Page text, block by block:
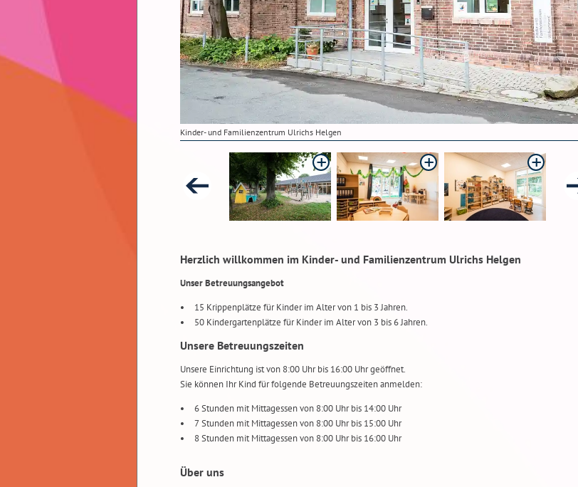
Kinder- und Familienzentrum Ulrichs Helgen
Herzlich willkommen im Kinder- und Familienzentrum Ulrichs Helgen
Unser Betreuungsangebot
15 Krippenplätze für Kinder im Alter von 1 bis 3 Jahren.
50 Kindergartenplätze für Kinder im Alter von 3 bis 6 Jahren.
Unsere Betreuungszeiten
Unsere Einrichtung ist von 8:00 Uhr bis 16:00 Uhr geöffnet.
Sie können Ihr Kind für folgende Betreuungszeiten anmelden:
6 Stunden mit Mittagessen von 8:00 Uhr bis 14:00 Uhr
7 Stunden mit Mittagessen von 8:00 Uhr bis 15:00 Uhr
8 Stunden mit Mittagessen von 8:00 Uhr bis 16:00 Uhr
Über uns